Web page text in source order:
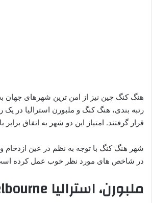
هنگ کنگ چین نیز از امن ترین شهرهای جهان
رتبه بندی، هنگ کنگ و ملبورن استرالیا در یک
قرار گرفتند. امتیاز این دو شهر به اتفاق برابر با 78.6 بوده
شهر هنگ کنگ با توجه به نظم در عین ازدحام و
در شاخص های مورد نظر خوب عمل کرده
ملبورن، استرالیا Melbourne